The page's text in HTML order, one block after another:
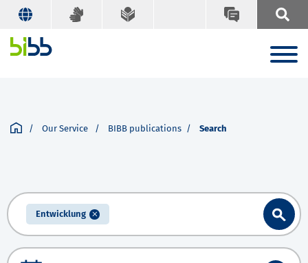
Our Service BIBB publications Search
Entwicklung